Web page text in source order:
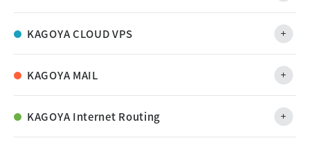
KAGOYA CLOUD VPS
KAGOYA MAIL
KAGOYA Internet Routing